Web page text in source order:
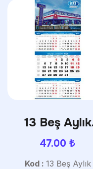
13 Beş Aylık
Gemici Takvim
47.00 ₺
Kod : 13 Beş Aylık